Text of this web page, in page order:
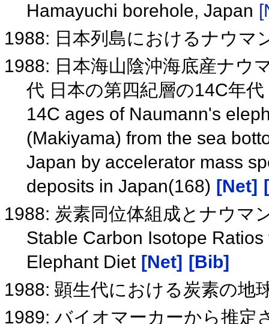
Hamayuchi borehole, Japan
1988: 日本列島におけるナウマ
1988: 日本海山陰沖海底産ナウ
代 日本の第四紀層の14C年
14C ages of Naumann's
(Makiyama) from the sea
Japan by accelerator mass
deposits in Japan(168) [Net]
1988: 炭素同位体組成とナウマ
Stable Carbon Isotope
Elephant Diet [Net]
[Bib]
1988: 顕生代における炭素の地
1989: バイオマーカーから推定